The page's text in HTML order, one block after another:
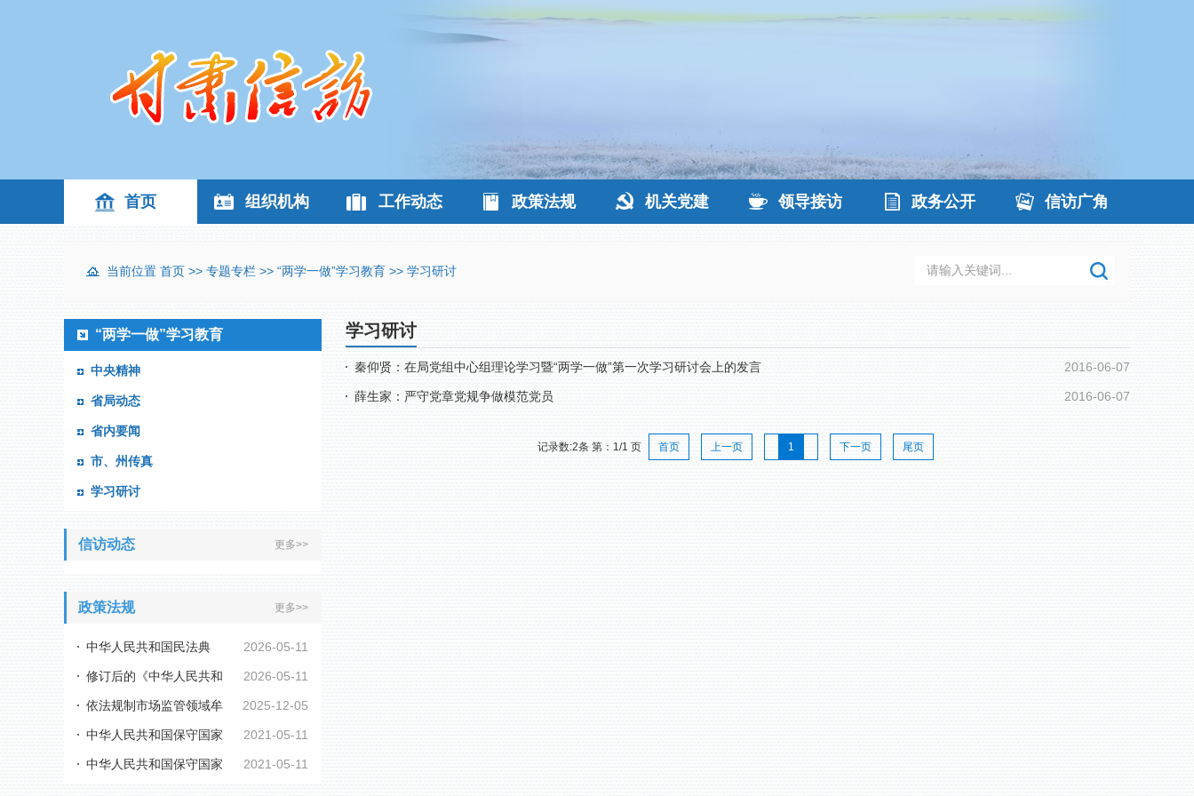
首页 组织机构 工作动态 政策法规 机关党建 领导接访 政务公开 信访广角
当前位置 首页 >> 专题专栏 >> “两学一做”学习教育 >> 学习研讨
“两学一做”学习教育
中央精神
省局动态
省内要闻
市、州传真
学习研讨
信访动态 更多>>
政策法规 更多>>
2026-05-11
中华人民共和国民法典
2026-05-11
修订后的《中华人民共和
国行政复议法实施... 2025-12-05
依法规制市场监管领域牟
利性职业投诉举报... 2021-05-11
中华人民共和国保守国家
秘密法 2021-05-11
中华人民共和国保守国家
学习研讨
2016-06-07
秦仰贤：在局党组中心组理论学习暨“两学一做”第一次学习研讨会上的发言
2016-06-07
薛生家：严守党章党规争做模范党员
记录数:2条 第：1/1 页 首页 上一页 1 下一页 尾页